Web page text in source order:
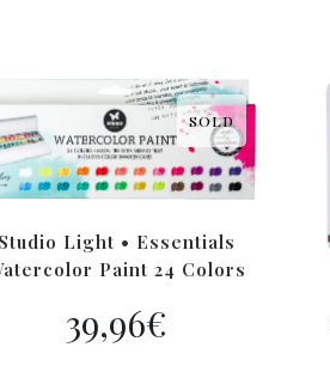
SOLD
Studio Light • Essentials
Paint 24 Colors
39,96€